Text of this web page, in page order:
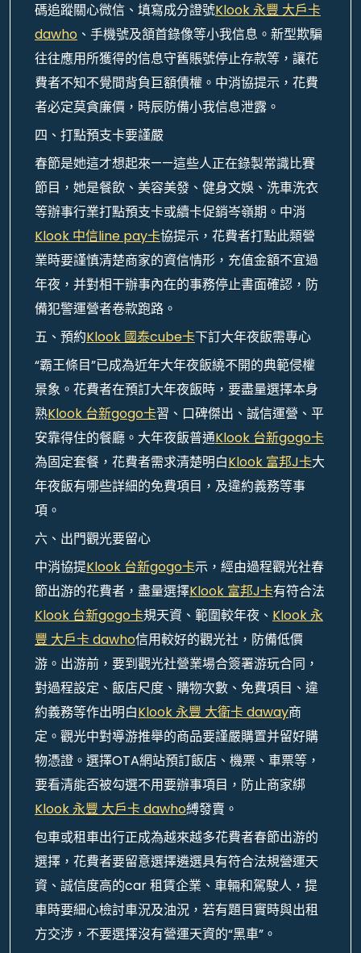
碼追蹤關心微信、填寫成分證號Klook 永豐 大戶卡
dawho 、手機號及頷首錄像等小我信息。新型欺騙
往往應用所獲得的信息守舊賬號停止存款等，讓花
費者不知不覺間背負巨額債權。中消協提示，花費
者必定莫貪廉價，時辰防備小我信息泄露。
四、打點預支卡要謹嚴
春節是她這才想起來——這些人正在錄製常識比賽
節目，她是餐飲、美容美發、健身文娛、洗車洗衣
等辦事行業打點預支卡或續卡促銷岑嶺期。中消
Klook 中信line pay卡協提示，花費者打點此類營
業時要謹慎清楚商家的資信情形，充值金額不宜過
年夜，并對相干辦事內在的事務停止書面確認，防
備犯警運營者卷款跑路。
五、預約Klook 國泰cube卡下訂大年夜飯需專心
“霸王條目”已成為近年大年夜飯繞不開的典範侵權
景象。花費者在預訂大年夜飯時，要盡量選擇本身
熟Klook 台新gogo卡習、口碑傑出、誠信運營、平
安靠得住的餐廳。大年夜飯普通Klook 台新gogo卡
為固定套餐，花費者需求清楚明白Klook 富邦J卡大
年夜飯有哪些詳細的免費項目，及違約義務等事
項。
六、出門觀光要留心
中消協提Klook 台新gogo卡示，經由過程觀光社春
節出游的花費者，盡量選擇Klook 富邦J卡有符合法
Klook 台新gogo卡規天資、範圍較年夜、 Klook 永
豐 大戶卡 dawho信用較好的觀光社，防備低價
游。出游前，要到觀光社營業場合簽署游玩合同，
對過程設定、飯店尺度、購物次數、免費項目、違
約義務等作出明白Klook 永豐 大衛卡 daway商
定。觀光中對導游推舉的商品要謹嚴購置并留好購
物憑證。選擇OTA網站預訂飯店、機票、車票等，
要看清能否被勾選不用要辦事項目，防止商家綁
Klook 永豐 大戶卡 dawho縛發賣。
包車或租車出行正成為越來越多花費者春節出游的
選擇，花費者要留意選擇遴選具有符合法規營運天
資、誠信度高的car 租賃企業、車輛和駕駛人，提
車時要細心檢討車況及油況，若有題目實時與出租
方交涉，不要選擇沒有營運天資的“黑車”。